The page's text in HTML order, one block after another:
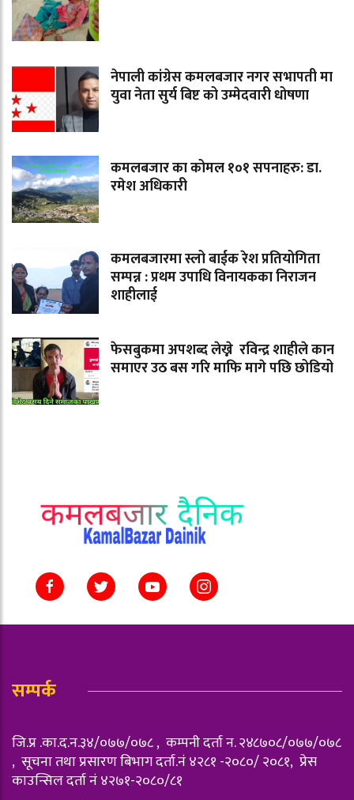
नेपाली कांग्रेस कमलबजार नगर सभापती मा
युवा नेता सुर्य बिष्ट को उम्मेदवारी धोषणा
कमलबजार का कोमल १०१ सपनाहरु: डा.
रमेश अधिकारी
कमलबजारमा स्लो बाईक रेश प्रतियोगिता
सम्पन्न : प्रथम उपाधि विनायकका निराजन
शाहीलाई
फेसबुकमा अपशब्द लेख्ने रविन्द्र शाहीले कान
समाएर उठ बस गरि माफि मागे पछि छोडियो
सम्पर्क
जि.प्र .का.द.न.३४/०७७/०७८ , कम्पनी दर्ता न‌. २४८७०८/०७७/०७८
, सूचना तथा प्रसारण बिभाग दर्ता.नं ४२८१ -२०८०/ २०८१, प्रेस
काउन्सिल दर्ता नं ४२७१-२०८०/८१